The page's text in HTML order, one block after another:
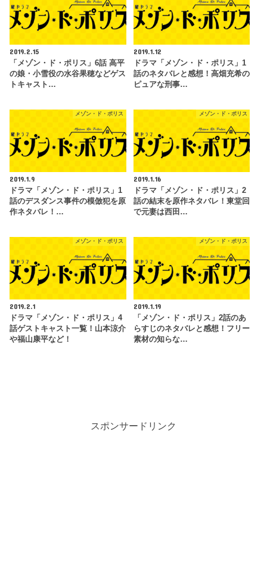
2019.2.15
「メゾン・ド・ポリス」6話 高平
の娘・小雪役の水谷果穂などゲス
トキャスト…
2019.1.12
ドラマ「メゾン・ド・ポリス」1
話のネタバレと感想！高畑充希の
ピュアな刑事…
メゾン・ド・ポリス
2019.1.9
ドラマ「メゾン・ド・ポリス」1
話のデスダンス事件の模倣犯を原
作ネタバレ！…
メゾン・ド・ポリス
2019.1.16
ドラマ「メゾン・ド・ポリス」2
話の結末を原作ネタバレ！東堂回
で元妻は西田…
メゾン・ド・ポリス
2019.2.1
ドラマ「メゾン・ド・ポリス」4
話ゲストキャスト一覧！山本涼介
や福山康平など！
メゾン・ド・ポリス
2019.1.19
「メゾン・ド・ポリス」2話のあ
らすじのネタバレと感想！フリー
素材の知らな…
スポンサードリンク